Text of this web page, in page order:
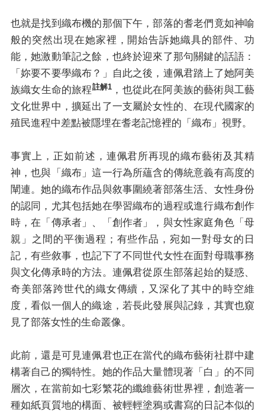
也就是找到織布機的那個下午，部落的耆老們竟如神喻
般的突然出現在她家裡，開始告訴她織具的部件、功
能，她激動筆記之餘，也終於迎來了那句關鍵的話語：
「妳要不要學織布？」自此之後，連佩君踏上了她阿美
族織女生命的旅程註解1 ，也從此在阿美族的藝術與工藝
文化世界中，擴延出了一支屬於女性的、在現代國家的
殖民進程中差點被隱埋在耆老記憶裡的「織布」視野。
事實上，正如前述，連佩君所再現的織布藝術及其精
神，也與「織布」這一行為所蘊含的傳統意義有高度的
闡連。她的織布作品與敘事圍繞著部落生活、女性身份
的認同，尤其包括她在學習織布的過程或進行織布創作
時，在「傳承者」、「創作者」，與女性家庭角色「母
親」之間的平衡過程；有些作品，宛如一對母女的日
記，有些敘事，也記下了不同世代女性在面對母職事務
與文化傳承時的方法。連佩君從原生部落起始的疑惑、
奇美部落跨世代的織女傳續，又深化了其中的時空維
度，看似一個人的織途，若長此發展與記錄，其實也窺
見了部落女性的生命叢像。
此前，還是可見連佩君也正在當代的織布藝術社群中建
構著自己的獨特性。她的作品大量體現著「白」的不同
層次，在當前如七彩繁花的纖維藝術世界裡，創造著一
種如紙頁質地的構面、被輕輕塗鴉或書寫的日記本似的